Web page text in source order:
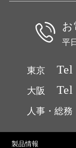
お
平
東京 Tel
大阪 Tel
人事・総務
製品情報